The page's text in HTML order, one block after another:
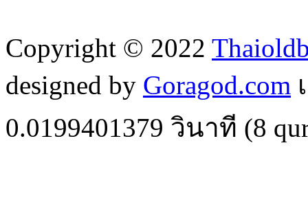
Copyright © 2022
designed by Goragod.com
0.0199401379 วินาที (8